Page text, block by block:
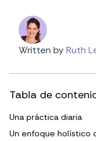
Written byRuth
Tabla de
Una práctica diaria
Un enfoque holístico